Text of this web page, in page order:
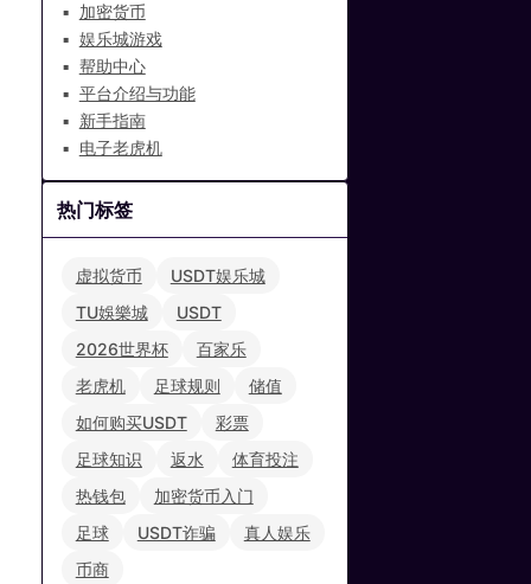
加密货币
娱乐城游戏
帮助中心
平台介绍与功能
新手指南
电子老虎机
热门标签
虚拟货币
USDT娱乐城
TU娛樂城
USDT
2026世界杯
百家乐
老虎机
足球规则
储值
如何购买USDT
彩票
足球知识
返水
体育投注
热钱包
加密货币入门
足球
USDT诈骗
真人娱乐
币商